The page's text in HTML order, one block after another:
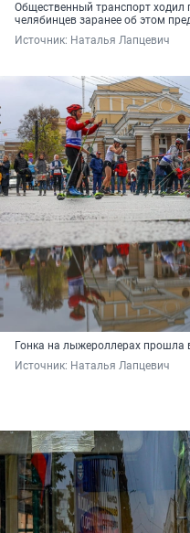
Общественный транспорт
челябинцев заранее об этом
Источник: Наталья Лапцевич
Гонка на лыжероллерах прошла
Источник: Наталья Лапцевич